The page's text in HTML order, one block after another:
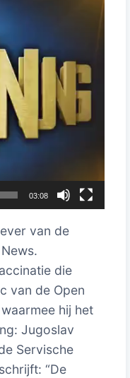
03:08
van de
die
van de Open
hij het
Jugoslav
Servische
“De